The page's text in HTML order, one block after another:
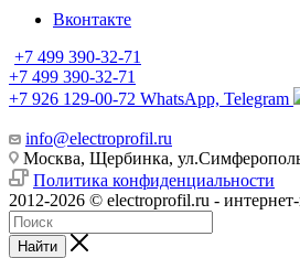
Вконтакте
+7 499 390-32-71
+7 499 390-32-71
+7 926 129-00-72 WhatsApp, Telegram
info@electroprofil.ru
Москва, Щербинка,
Политика конфиденциальности
2012-2026 © electroprofil.ru -
Найти